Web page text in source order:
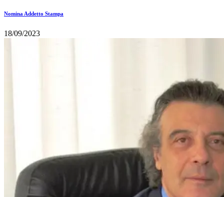
Nomina Addetto Stampa
18/09/2023